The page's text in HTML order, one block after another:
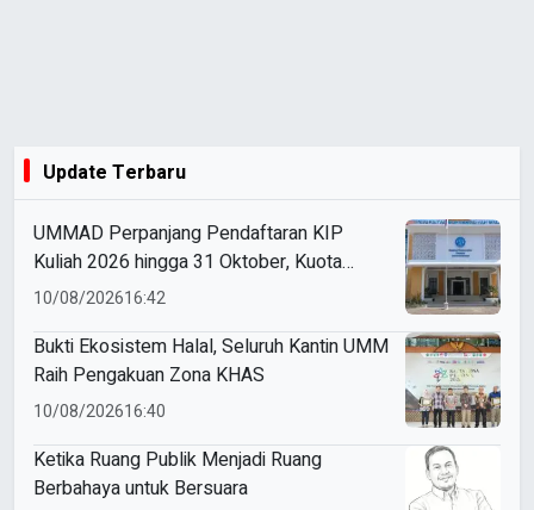
Update Terbaru
UMMAD Perpanjang Pendaftaran KIP
Kuliah 2026 hingga 31 Oktober, Kuota
Ratusan Menanti
10/08/202616:42
Bukti Ekosistem Halal, Seluruh Kantin UMM
Raih Pengakuan Zona KHAS
10/08/202616:40
Ketika Ruang Publik Menjadi Ruang
Berbahaya untuk Bersuara